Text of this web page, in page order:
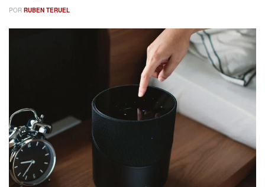
POR RUBEN TERUEL